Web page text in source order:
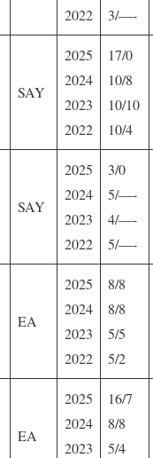
2022
3/—-
SAY
2025
2024
2023
2022
17/0
10/8
10/10
10/4
SAY
2025
2024
2023
2022
3/0
5/—-
4/—-
5/—-
EA
2025
2024
2023
2022
8/8
8/8
5/5
5/2
EA
2025
2024
2023
16/7
8/8
5/4